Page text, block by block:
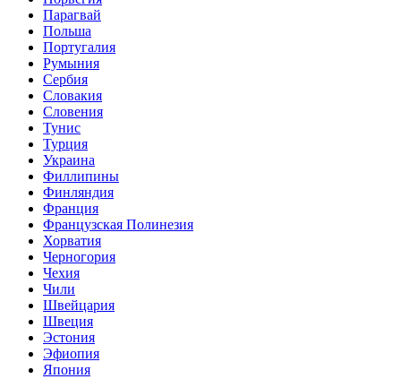
Парагвай
Польша
Португалия
Румыния
Сербия
Словакия
Словения
Тунис
Турция
Украина
Филлипины
Финляндия
Франция
Французская Полинезия
Хорватия
Черногория
Чехия
Чили
Швейцария
Швеция
Эстония
Эфиопия
Япония